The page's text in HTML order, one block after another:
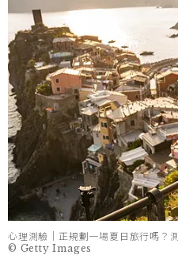
心理測驗｜正規劃一場夏日旅行嗎？
© Getty Images